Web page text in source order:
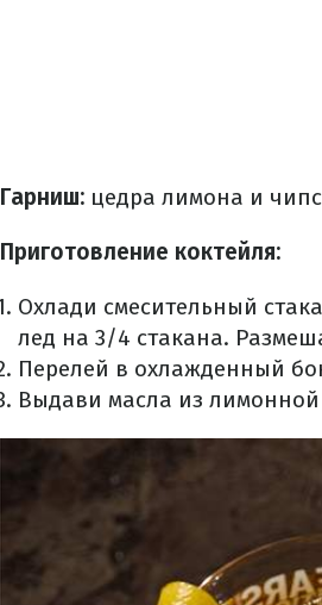
Гарниш: цедра лимона и
Приготовление коктейля:
Охлади смесительный
лед на 3/4 стакана.
Перелей в охлажденный
Выдави масла из